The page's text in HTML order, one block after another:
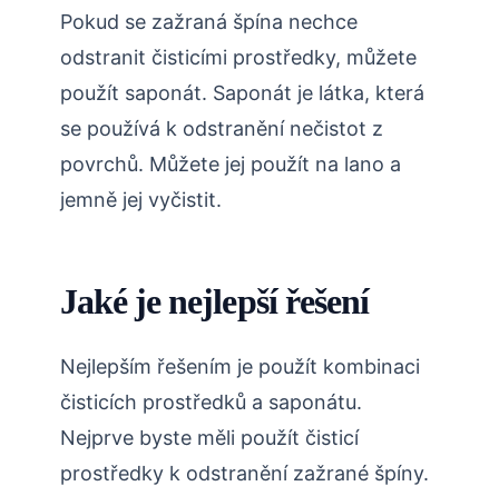
Pokud se zažraná špína nechce
odstranit čisticími prostředky, můžete
použít saponát. Saponát je látka, která
se používá k odstranění nečistot z
povrchů. Můžete jej použít na lano a
jemně jej vyčistit.
Jaké je nejlepší řešení
Nejlepším řešením je použít kombinaci
čisticích prostředků a saponátu.
Nejprve byste měli použít čisticí
prostředky k odstranění zažrané špíny.